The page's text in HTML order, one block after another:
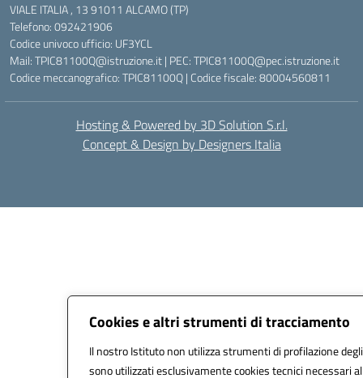
Cookies e altri strumenti di tracciamento
Il nostro Istituto non utilizza strumenti di profilazione
sono utilizzati esclusivamente cookies tecnici necessari al
VIALE ITALIA , 13 91011 ALCAMO (TP)
Telefono: 092421906
Codice univoco ufficio: UF3YCL
Mail: TPIC81100Q@istruzione.it | PEC: TPIC81100Q@pec.istruzione.it
Codice meccanografico: TPIC81100Q | Codice fiscale: 80004560811
Hosting & Powered by 3D Solution S.r.l.
Concept & Design by Designers Italia